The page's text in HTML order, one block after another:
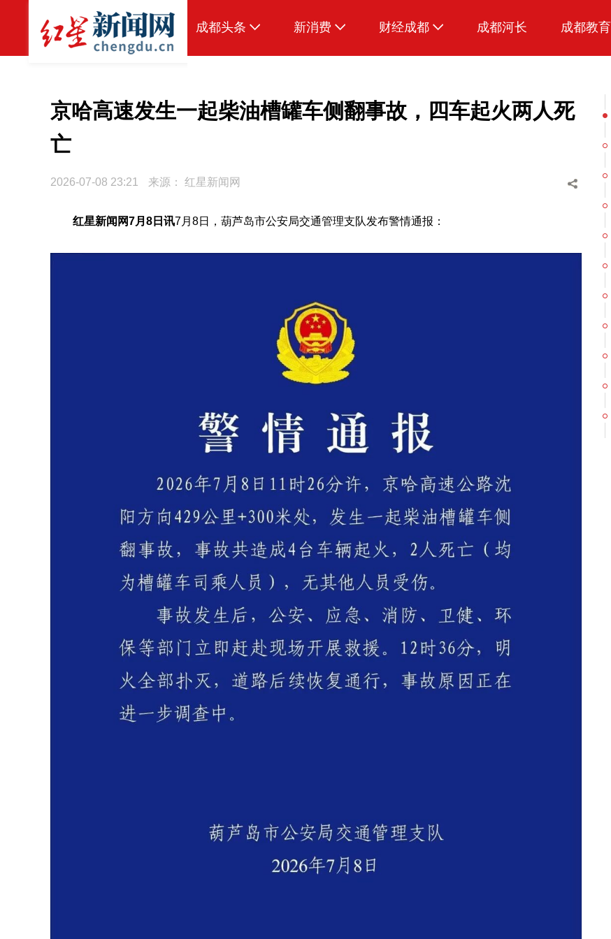
成都头条
本地
传真机
新消费 财经成都 成都河长 成都教育
京哈高速发生一起柴油槽罐车侧翻事故，四车起火两人死
亡
2026-07-08 23:21 来源： 红星新闻网
红星新闻网7月8日讯7月8日，葫芦岛市公安局交通管理支队发布警情通报：